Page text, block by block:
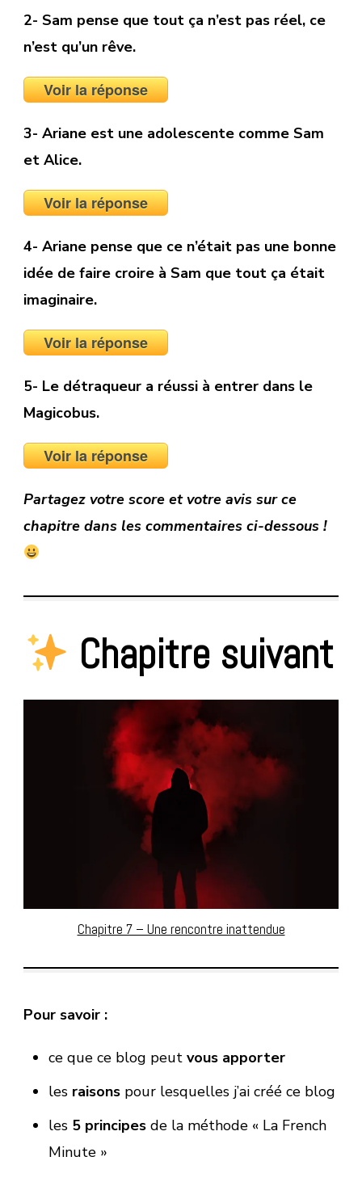
2- Sam pense que tout ça n’est pas réel, ce
n’est qu’un rêve.
Voir la réponse
3- Ariane est une adolescente comme Sam
et Alice.
Voir la réponse
4- Ariane pense que ce n’était pas une bonne
idée de faire croire à Sam que tout ça était
imaginaire.
Voir la réponse
5- Le détraqueur a réussi à entrer dans le
Magicobus.
Voir la réponse
Partagez votre score et votre avis sur ce
chapitre dans les commentaires ci-dessous !
Chapitre suivant
Chapitre 7 – Une rencontre inattendue
Pour savoir :
ce que ce blog peut vous apporter
les raisons pour lesquelles j’ai créé ce blog
les 5 principesde la méthode « La French
Minute »